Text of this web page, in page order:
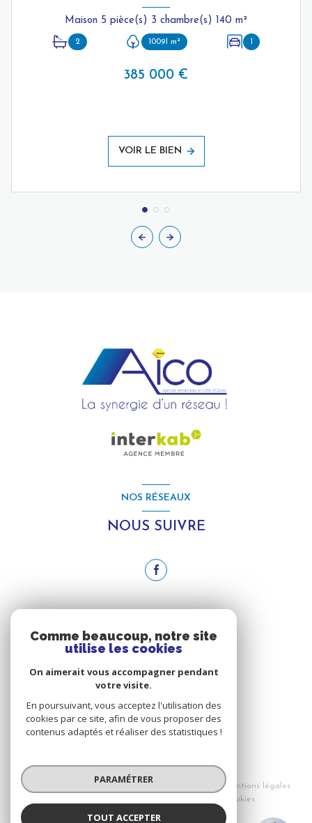
Maison 5 pièce(s) 3 chambre(s) 140 m²
2 10091 m² 1
385 000 €
VOIR LE BIEN
NOS RÉSEAUX
NOUS SUIVRE
NOUS ADHÉRONS
© 2026 | Tous droits réservés
Mentions légales
Cookies
Comme beaucoup, notre site
utilise les cookies
On aimerait vous accompagner pendant
votre visite.
En poursuivant, vous acceptez l'utilisation des
cookies par ce site, afin de vous proposer des
contenus adaptés et réaliser des statistiques !
PARAMÉTRER
TOUT ACCEPTER